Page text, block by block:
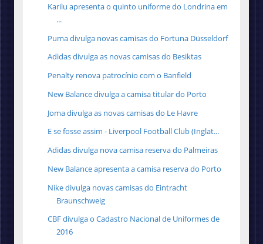
Karilu apresenta o quinto uniforme do Londrina em
...
Puma divulga novas camisas do Fortuna Düsseldorf
Adidas divulga as novas camisas do Besiktas
Penalty renova patrocínio com o Banfield
New Balance divulga a camisa titular do Porto
Joma divulga as novas camisas do Le Havre
E se fosse assim - Liverpool Football Club (Inglat...
Adidas divulga nova camisa reserva do Palmeiras
New Balance apresenta a camisa reserva do Porto
Nike divulga novas camisas do Eintracht
Braunschweig
CBF divulga o Cadastro Nacional de Uniformes de
2016